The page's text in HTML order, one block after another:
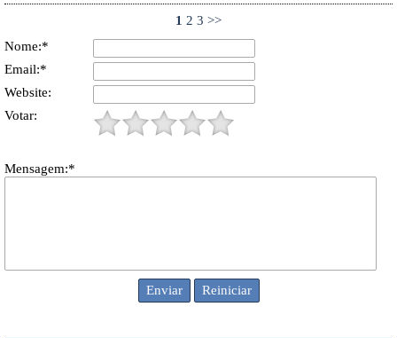
1 2 3 >>
Nome:*
Email:*
Website:
Votar:
Mensagem:*